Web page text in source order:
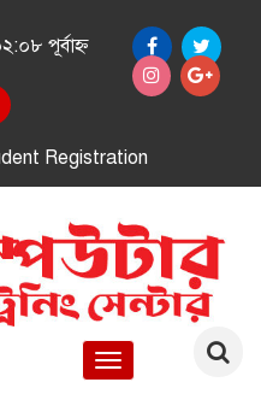
পূর্বাহ্ন
Registration
Toggle